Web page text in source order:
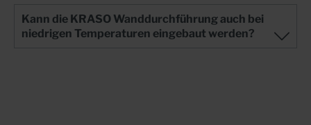
Kann die KRASO Wanddurchführung auch bei
niedrigen Temperaturen eingebaut werden?